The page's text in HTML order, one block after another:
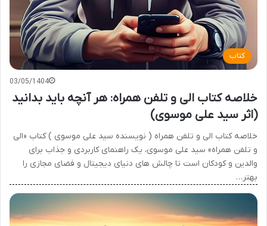
کتاب
03/05/1404
خلاصه کتاب الی و تلفن همراه: هر آنچه باید بدانید
(اثر سید علی موسوی)
خلاصه کتاب الی و تلفن همراه ( نویسنده سید علی موسوی ) کتاب «الی
و تلفن همراه» سید علی موسوی، یک راهنمای کاربردی و جذاب برای
والدین و کودکان است تا چالش های دنیای دیجیتال و فضای مجازی را
بهتر…